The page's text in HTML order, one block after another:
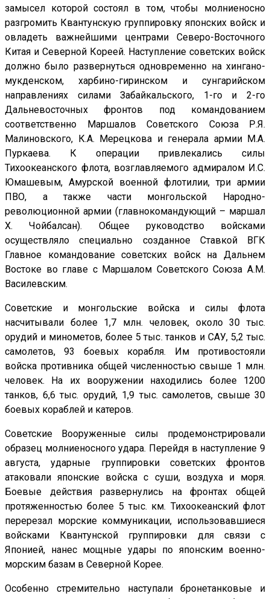
замысел которой состоял в том, чтобы молниеносно
разгромить Квантунскую группировку японских войск и
овладеть важнейшими центрами Северо-Восточного
Китая и Северной Кореей. Наступление советских войск
должно было развернуться одновременно на хингано-
мукденском, харбино-гиринском и сунгарийском
направлениях силами Забайкальского, 1-го и 2-го
Дальневосточных фронтов под командованием
соответственно Маршалов Советского Союза Р.Я.
Малиновского, К.А. Мерецкова и генерала армии М.А.
Пуркаева. К операции привлекались силы
Тихоокеанского флота, возглавляемого адмиралом И.С.
Юмашевым, Амурской военной флотилии, три армии
ПВО, а также части монгольской Народно-
революционной армии (главнокомандующий – маршал
Х. Чойбалсан). Общее руководство войсками
осуществляло специально созданное Ставкой ВГК
Главное командование советских войск на Дальнем
Востоке во главе с Маршалом Советского Союза А.М.
Василевским.
Советские и монгольские войска и силы флота
насчитывали более 1,7 млн. человек, около 30 тыс.
орудий и минометов, более 5 тыс. танков и САУ, 5,2 тыс.
самолетов, 93 боевых корабля. Им противостояли
войска противника общей численностью свыше 1 млн.
человек. На их вооружении находились более 1200
танков, 6,6 тыс. орудий, 1,9 тыс. самолетов, свыше 30
боевых кораблей и катеров.
Советские Вооруженные силы продемонстрировали
образец молниеносного удара. Перейдя в наступление 9
августа, ударные группировки советских фронтов
атаковали японские войска с суши, воздуха и моря.
Боевые действия развернулись на фронтах общей
протяженностью более 5 тыс. км. Тихоокеанский флот
перерезал морские коммуникации, использовавшиеся
войсками Квантунской группировки для связи с
Японией, нанес мощные удары по японским военно-
морским базам в Северной Корее.
Особенно стремительно наступали бронетанковые и